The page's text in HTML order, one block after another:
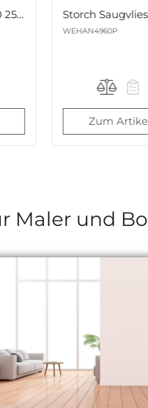
Storch Saugvlies CoverStar Typ 220 grau 1x50m Nr. 496091
FADISQUSPR-01
Zum
Maler und